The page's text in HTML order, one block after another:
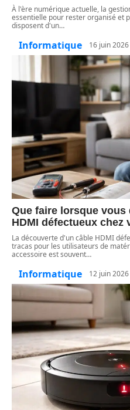
À l'ère numérique actuelle, la
essentielle pour rester organisé et
disposent d'un…
Informatique 16 juin 2026
Que faire lorsque vous
HDMI défectueux chez
La découverte d'un câble HDMI
tracas pour les utilisateurs de
accessoire est souvent…
Informatique 12 juin 2026